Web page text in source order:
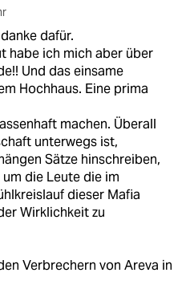
dafür.
habe ich mich aber über
Und das einsame
Hochhaus. Eine prima
machen. Überall
unterwegs ist,
Sätze hinschreiben,
die Leute die im
dieser Mafia
Wirklichkeit zu
Verbrechern von Areva in